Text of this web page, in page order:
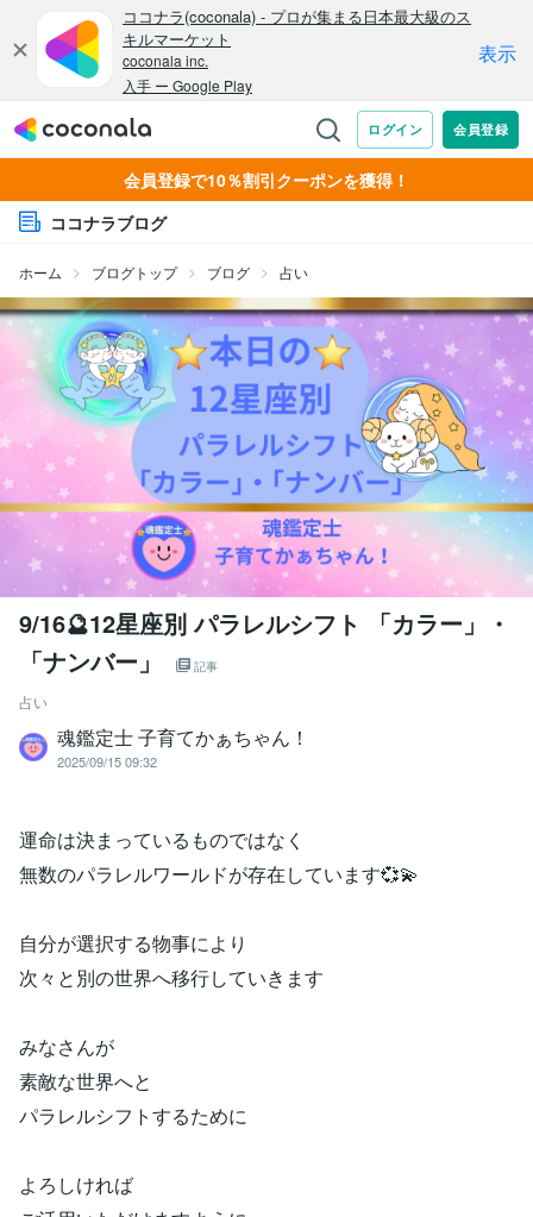
会員登録で10％割引クーポンを獲得！
ココナラブログ
ホーム ブログトップ ブログ 占い
9/16🔮12星座別 パラレルシフト 「カラー」・
「ナンバー」
記事
占い
魂鑑定士 子育てかぁちゃん！
2025/09/15 09:32
運命は決まっているものではなく
無数のパラレルワールドが存在しています💞💫
自分が選択する物事により
次々と別の世界へ移行していきます
みなさんが
素敵な世界へと
パラレルシフトするために
よろしければ